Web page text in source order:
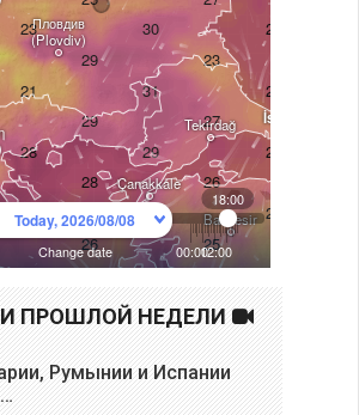
ПРОШЛОЙ НЕДЕЛИ
Румынии и Испании